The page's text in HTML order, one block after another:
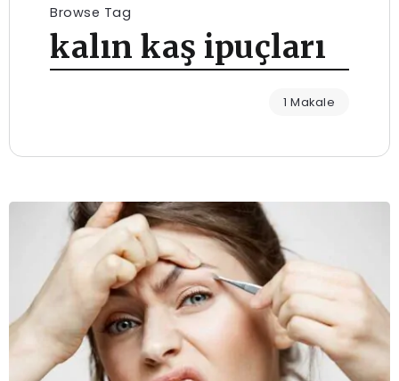
Browse Tag
kalın kaş ipuçları
1 Makale